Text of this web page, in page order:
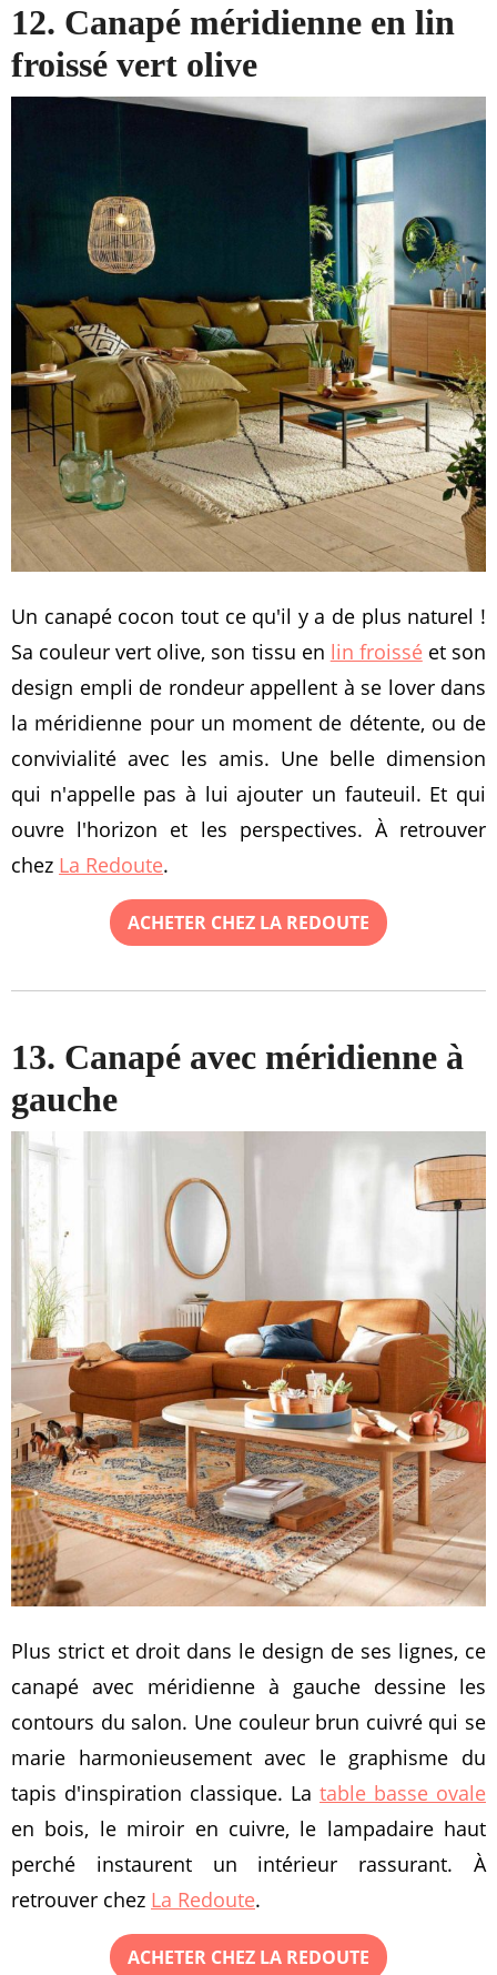
12. Canapé méridienne en lin
froissé vert olive
Un canapé cocon tout ce qu'il y a de plus naturel !
Sa couleur vert olive, son tissu en lin froisséet son
design empli de rondeur appellent à se lover dans
la méridienne pour un moment de détente, ou de
convivialité avec les amis. Une belle dimension
qui n'appelle pas à lui ajouter un fauteuil. Et qui
ouvre l'horizon et les perspectives. À retrouver
chez La Redoute.
ACHETER CHEZ LA REDOUTE
13. Canapé avec méridienne à
gauche
Plus strict et droit dans le design de ses lignes, ce
canapé avec méridienne à gauche dessine les
contours du salon. Une couleur brun cuivré qui se
marie harmonieusement avec le graphisme du
tapis d'inspiration classique. La table basse ovale
en bois, le miroir en cuivre, le lampadaire haut
perché instaurent un intérieur rassurant. À
retrouver chez La Redoute.
ACHETER CHEZ LA REDOUTE